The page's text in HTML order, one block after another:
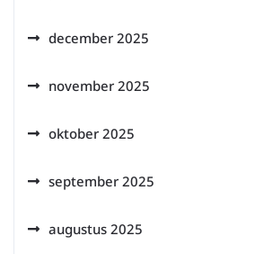
december 2025
november 2025
oktober 2025
september 2025
augustus 2025